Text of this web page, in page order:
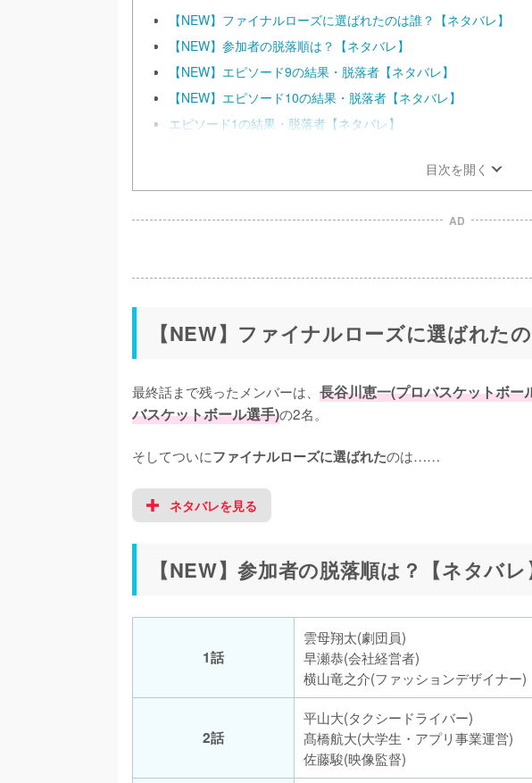
【NEW】ファイナルローズに選ばれたのは誰？【ネタバレ】
【NEW】参加者の脱落順は？【ネタバレ】
【NEW】エピソード9の結果・脱落者【ネタバレ】
【NEW】エピソード10の結果・脱落者【ネタバレ】
エピソード1の結果・脱落者【ネタバレ】
目次を開く
AD
【NEW】ファイナルローズに選ばれた
最終話まで残ったメンバーは、 長谷川恵一(プロバスケットボ
バスケットボール選手)の2名。
そしてついにファイナルローズに選ばれたのは……
ネタバレを見る
【NEW】参加者の脱落順は？【ネタバレ
1話
雲母翔太(劇団員)
早瀬恭(会社経営者)
横山竜之介(ファッションデザイナー)
2話
平山大(タクシードライバー)
髙橋航大(大学生・アプリ事業運営)
佐藤駿(映像監督)